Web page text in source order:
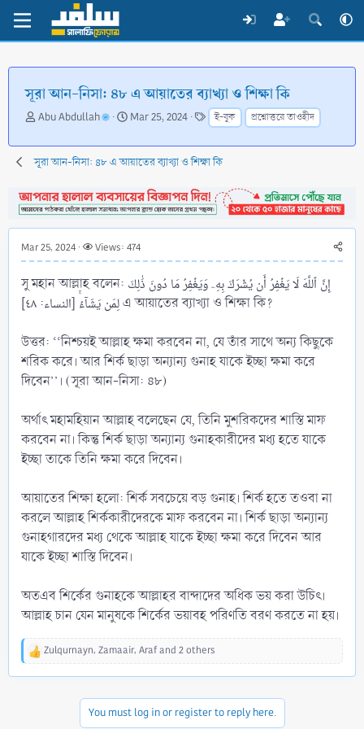
সূরা আন-নিসা: ৪৮ এ আয়াতের ব্যাখ্যা ও শিক্ষা কি
T
r
e
d
s
r
e
r
Abu Abdullah
S
a
r
d
a
Mar 25, 2024
T
a
g
s
ই-বুক প্রশ্নোত্তরে তাওহীদ
সূরা আন-নিসা: ৪৮ এ আয়াতের ব্যাখ্যা ও শিক্ষা কি
Mar 25, 2024 Views: 474
সু মহান আল্লাহ বলেন: إِنَّ ٱللَّهَ لَا يَغۡفِرُ أَن يُشۡرَكَ بِهِۦ وَيَغۡفِرُ مَا دُونَ ذَٰلِكَ
لِمَن يَشَآءُۚ [النساء: ٤٨] এ আয়াতের ব্যাখ্যা ও শিক্ষা কি?
উত্তর: ‘‘নিশ্চয়ই আল্লাহ ক্ষমা করবেন না, যে তাঁর সাথে অন্য কিছুকে
শরিক করে। আর শির্ক ছাড়া অন্যান্য গুনাহ যাকে ইচ্ছা ক্ষমা করে
দিবেন’’। (সূরা আন-নিসা: ৪৮)
অর্থাৎ মহামহিয়ান আল্লাহ বলেছেন যে, তিনি মুশরিকদের শাস্তি মাফ
করবেন না। কিন্তু শির্ক ছাড়া অন্যান্য গুনাহকারীদের মধ্য হতে যাকে
ইচ্ছা তাকে তিনি ক্ষমা করে দিবেন।
আয়াতের শিক্ষা হলো: শির্ক সবচেয়ে বড় গুনাহ। শির্ক হতে তওবা না
করলে আল্লাহ শির্ককারীদেরকে মাফ করবেন না। শির্ক ছাড়া অন্যান্য
গুনাহগারদের মধ্য থেকে আল্লাহ যাকে ইচ্ছা ক্ষমা করে দিবেন আর
যাকে ইচ্ছা শাস্তি দিবেন।
অতএব শির্কের গুনাহকে আল্লাহর বান্দাদের অধিক ভয় করা উচিৎ।
আল্লাহ চান যেন মানুষকে শির্কের ভয়াবহ পরিণতি বরণ করতে না হয়।
R
Zulqurnayn, Zamaair, Arafand 2 others
You must log in or register to reply here.